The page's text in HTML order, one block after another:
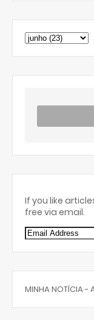
If you like
free via email.
MINHA NOTÍCIA -